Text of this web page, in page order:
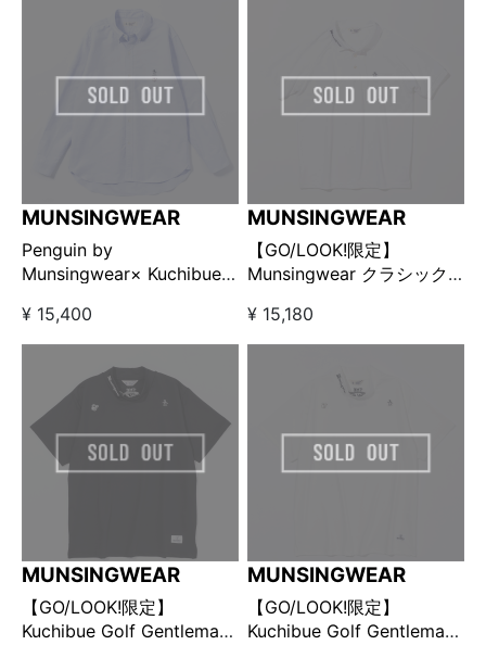
MUNSINGWEAR
Penguin by
Munsingwear× Kuchibue
フォードボタンダウンシャ
ツ ブルー【GO/LOOK!限定
¥ 15,400
MUNSINGWEAR
【GO/LOOK!限定】
Munsingwear クラシック
¥ 15,180
MUNSINGWEAR
【GO/LOOK!限定】
Kuchibue Golf Gentleman
MUNSINGWEAR
【GO/LOOK!限定】
Kuchibue Golf Gentleman